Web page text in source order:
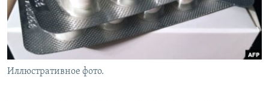
Иллюстративное фото.